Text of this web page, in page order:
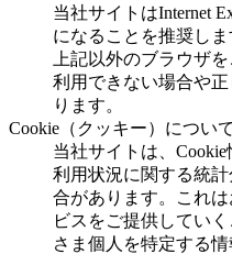
当社サイトはInternet
になることを推奨しま
上記以外のブラウザ
利用できない場合や
ります。
Cookie（クッキー）について
当社サイトは、
利用状況に関する統
合があります。これ
ビスをご提供してい
さま個人を特定する